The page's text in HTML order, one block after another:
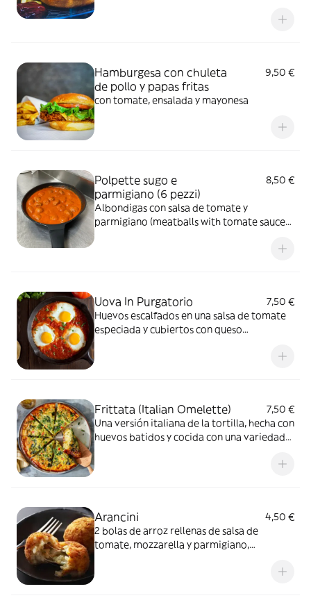
Hamburgesa con chuleta
de pollo y papas fritas
9,50 €
con tomate, ensalada y mayonesa
Polpette sugo e
parmigiano (6 pezzi)
8,50 €
Albondigas con salsa de tomate y
parmigiano (meatballs with tomate sauce
Uova In Purgatorio
7,50 €
Huevos escalfados en una salsa de tomate
especiada y cubiertos con queso
Frittata (Italian Omelette)
7,50 €
Una versión italiana de la tortilla, hecha con
huevos batidos y cocida con una variedad
Arancini
4,50 €
2 bolas de arroz rellenas de salsa de
tomate, mozzarella y parmigiano,